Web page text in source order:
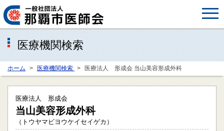
医療機関検索
ホーム 医療機関検索 医療法人 形成会 当山美容形成外科
医療法人 形成会
当山美容形成外科
（トウヤマビヨウケイセイゲカ）